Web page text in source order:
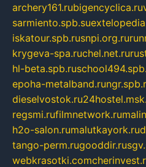
archery161.rubigencyclica.ru
sarmiento.spb.su
iskatour.spb.rusnpi.org.ru
krygeva-spa.ruchel.net.ru
hl-beta.spb.ru
epoha-metalband.ru
dieselvostok.ru
regsmi.rufilmnetwork.ru
h2o-salon.rumalutkayork.ru
tango-perm.rugooddir.ru
webkrasotki.com